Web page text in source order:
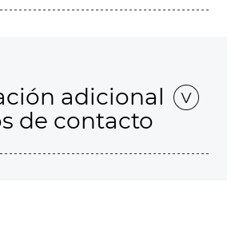
adicional
de contacto